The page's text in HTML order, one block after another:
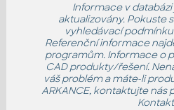
Informace v
aktualizovány. Pokuste
vyhledávací
Referenční informace
programům. Informace o
CAD produkty/řešení.
váš problém a máte-li
ARKANCE, kontaktujte nás
Kontakt